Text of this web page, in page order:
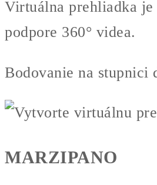
Virtuálna prehliadka
podpore 360° videa.
Bodovanie na stupnici
MARZIPANO